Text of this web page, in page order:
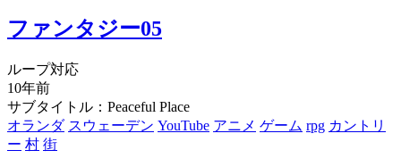
ファンタジー05
ループ対応
10年前
サブタイトル：Peaceful Place
オランダ スウェーデン YouTube アニメ ゲーム rpg カントリ
ー 村 街